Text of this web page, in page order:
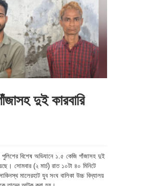
দুই কারবারি
পুলিশের বিশেষ অভিযানে ১.৫ কেজি গাঁজাসহ দুই
সোমবার (২ মার্চ) রাত ১০টা ৪০ মিনিটে
মালেরহাট যুব সংঘ বালিকা উচ্চ বিদ্যালয়